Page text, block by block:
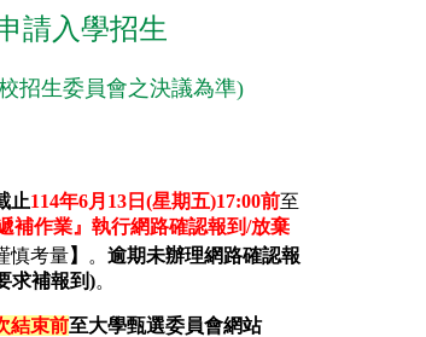
請入學招生
招生委員會之決議為準)
止114年6月13日(星期五)17:00前至
補作業』執行網路確認報到/放棄
慎考量】 。 逾期未辦理網路確認報
求補報到)。
結束前至大學甄選委員會網站